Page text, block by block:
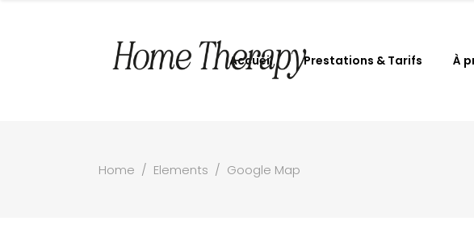
Accueil Prestations & Tarifs À
Home / Elements / Google Map